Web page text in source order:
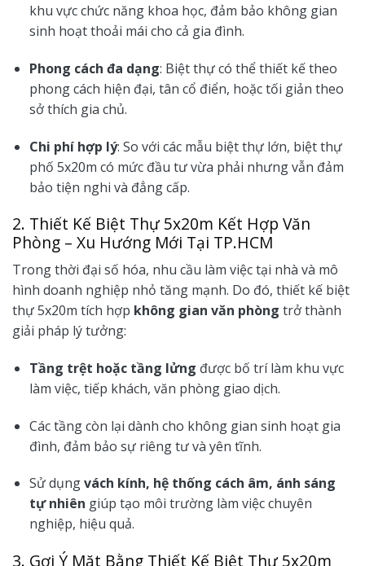
khu vực chức năng khoa học, đảm bảo không gian
sinh hoạt thoải mái cho cả gia đình.
Phong cách đa dạng: Biệt thự có thể thiết kế theo
phong cách hiện đại, tân cổ điển, hoặc tối giản theo
sở thích gia chủ.
Chi phí hợp lý: So với các mẫu biệt thự lớn, biệt thự
phố 5x20m có mức đầu tư vừa phải nhưng vẫn đảm
bảo tiện nghi và đẳng cấp.
2. Thiết Kế Biệt Thự 5x20m Kết Hợp Văn
Phòng – Xu Hướng Mới Tại TP.HCM
Trong thời đại số hóa, nhu cầu làm việc tại nhà và mô
hình doanh nghiệp nhỏ tăng mạnh. Do đó, thiết kế biệt
thự 5x20m tích hợp không gian văn phòng trở thành
giải pháp lý tưởng:
Tầng trệt hoặc tầng lửng được bố trí làm khu vực
làm việc, tiếp khách, văn phòng giao dịch.
Các tầng còn lại dành cho không gian sinh hoạt gia
đình, đảm bảo sự riêng tư và yên tĩnh.
Sử dụngvách kính, hệ thống cách âm, ánh sáng
tự nhiên giúp tạo môi trường làm việc chuyên
nghiệp, hiệu quả.
3. Gợi Ý Mặt Bằng Thiết Kế Biệt Thự 5x20m